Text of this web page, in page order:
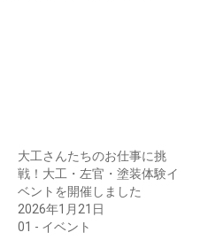
大工さんたちのお仕事に挑
戦！大工・左官・塗装体験イ
ベントを開催しました
2026年1月21日
01 - イベント